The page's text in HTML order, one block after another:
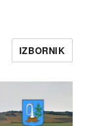
IZBORNIK